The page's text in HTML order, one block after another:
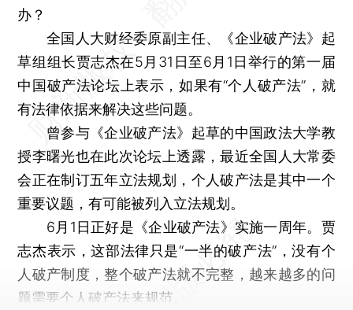
办？
全国人大财经委原副主任、《企业破产法》起
草组组长贾志杰在5月31日至6月1日举行的第一届
中国破产法论坛上表示，如果有“个人破产法”，就
有法律依据来解决这些问题。
曾参与《企业破产法》起草的中国政法大学教
授李曙光也在此次论坛上透露，最近全国人大常委
会正在制订五年立法规划，个人破产法是其中一个
重要议题，有可能被列入立法规划。
6月1日正好是《企业破产法》实施一周年。贾
志杰表示，这部法律只是“一半的破产法”，没有个
人破产制度，整个破产法就不完整，越来越多的问
题需要个人破产法来规范。